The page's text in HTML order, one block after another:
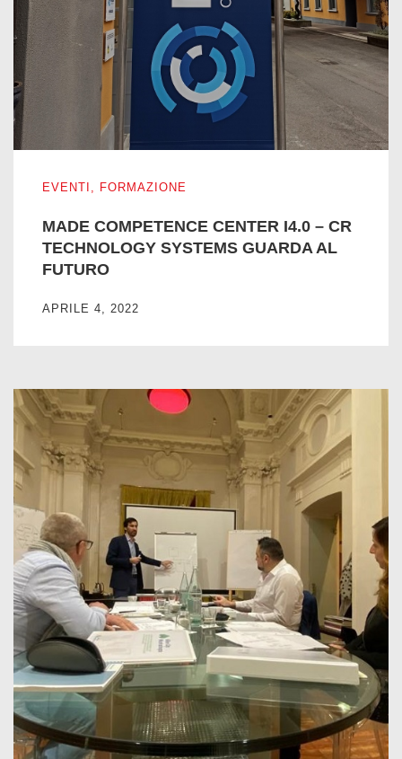
EVENTI FORMAZIONE
MADE COMPETENCE CENTER I4.0 – CR
TECHNOLOGY SYSTEMS GUARDA AL
FUTURO
APRILE 4, 2022